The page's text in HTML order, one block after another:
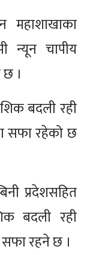
महाशाखाका
न्यून चापीय
।
बदली रही
सफा रहेको छ
प्रदेशसहित
बदली रही
रहने छ ।